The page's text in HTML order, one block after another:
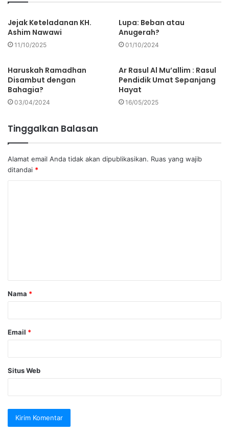
Jejak Keteladanan KH.
Ashim Nawawi
11/10/2025
Lupa: Beban atau
Anugerah?
01/10/2024
Haruskah Ramadhan
Disambut dengan
Bahagia?
03/04/2024
Ar Rasul Al Mu’allim : Rasul
Pendidik Umat Sepanjang
Hayat
16/05/2025
Tinggalkan Balasan
Alamat email Anda tidak akan dipublikasikan. Ruas yang wajib
ditandai *
a
r
Nama *
Email *
Situs Web